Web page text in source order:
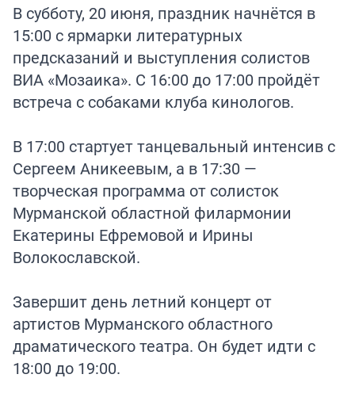
В субботу, 20 июня, праздник начнётся в
15:00 с ярмарки литературных
предсказаний и выступления солистов
ВИА «Мозаика». С 16:00 до 17:00 пройдёт
встреча с собаками клуба кинологов.
В 17:00 стартует танцевальный интенсив с
Сергеем Аникеевым, а в 17:30 —
творческая программа от солисток
Мурманской областной филармонии
Екатерины Ефремовой и Ирины
Волокославской.
Завершит день летний концерт от
артистов Мурманского областного
драматического театра. Он будет идти с
18:00 до 19:00.